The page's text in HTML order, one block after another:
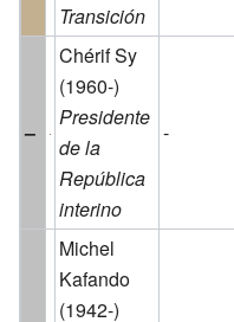
Transición
–
Chérif Sy
(1960-)
Presidente
de la
República
interino
-
Michel
Kafando
(1942-)